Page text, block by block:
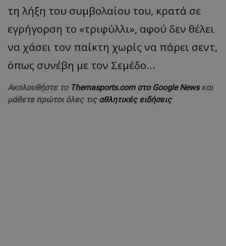
τη λήξη του συμβολαίου του, κρατά σε
εγρήγορση το «τριφύλλι», αφού δεν θέλει
να χάσει τον παίκτη χωρίς να πάρει σεντ,
όπως συνέβη με τον Σεμέδο...
Ακολουθήστε το Themasports.com στο Google Newsκαι
μάθετε πρώτοι όλες τις αθλητικές ειδήσεις